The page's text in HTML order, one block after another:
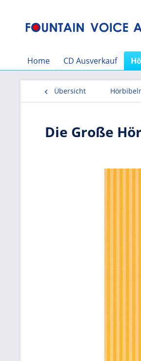
Home CD Ausverkauf
Übersicht
Die Große